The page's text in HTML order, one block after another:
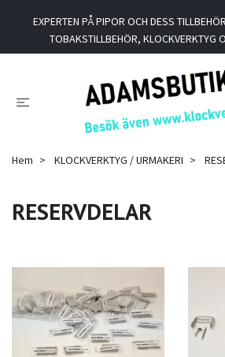
EXPERTEN PÅ PIPOR OCH DESS
TOBAKSTILLBEHÖR, KLOCKVERKTYG
Hem KLOCKVERKTYG / URMAKERI
RESERVDELAR